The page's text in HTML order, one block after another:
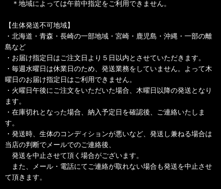
＊地域によっては午前中指定をご利用できません。
【生体発送不可地域】
・北海道・青森・長崎の一部地域・宮崎・鹿児島・沖縄・一部の離
島など
・お届け指定日はご注文日より５日以内とさせていただきます。
・毎週水曜日は休業日のため、発送業務をしていません。よって木
曜日のお届け指定日はご利用できません。
・火曜日午後にご注文をいただいた場合、木曜日以降の発送となり
ます。
・在庫切れとなった場合、納入予定日を確認後、ご連絡いたしま
す。
・発送時、生体のコンディションが悪いなど、発送し兼ねる場合は
当店の判断でメールでのご連絡後、
発送を中止させて頂く場合がございます。
また、メール・電話にてご連絡が取れない場合も発送を中止させ
て頂きます。